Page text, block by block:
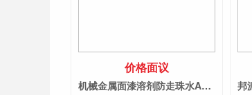
价格面议
机械金属面漆溶剂防走珠水AK390 可补救漆膜因油污引起的鱼眼 招商加盟